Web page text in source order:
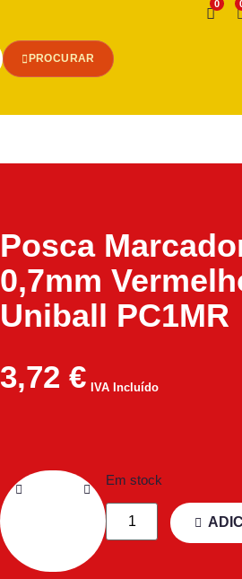
PROCURAR
Desejo
Posca
0,7mm
Uniball PC1MR
3,72 € IVA Incluído
Em stock